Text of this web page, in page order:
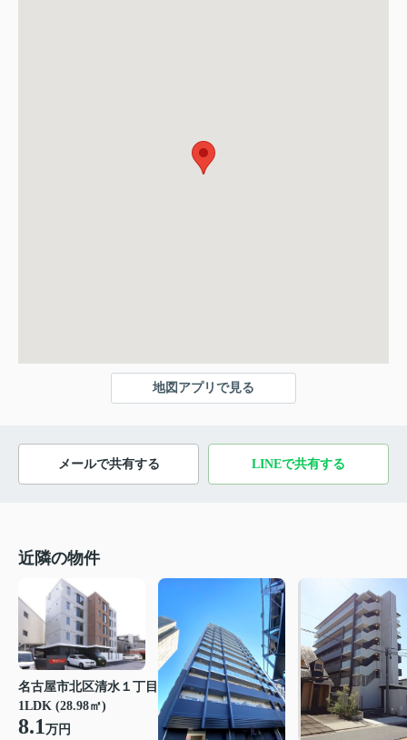
地図アプリで見る
メールで共有する LINEで共有する
近隣の物件
名古屋市北区清水１丁目
1LDK (28.98㎡)
8.1万円